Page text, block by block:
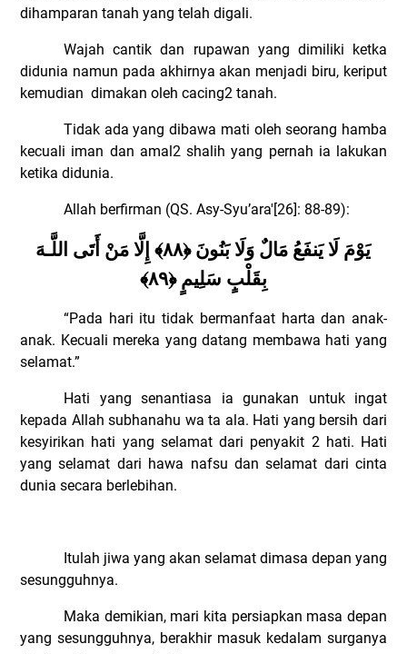
dihamparan tanah yang telah digali.
Wajah cantik dan rupawan yang dimiliki ketka
didunia namun pada akhirnya akan menjadi biru, keriput
kemudian dimakan oleh cacing2 tanah.
Tidak ada yang dibawa mati oleh seorang hamba
kecuali iman dan amal2 shalih yang pernah ia lakukan
ketika didunia.
Allah berfirman (QS. Asy-Syu’ara'[26]: 88-89):
يَوْمَ لَا يَنفَعُ مَالٌ وَلَا بَنُونَ ﴿٨٨﴾ إِلَّا مَنْ أَتَى اللَّـهَ
بِقَلْبٍ سَلِيمٍ ﴿٨٩﴾
“Pada hari itu tidak bermanfaat harta dan anak-
anak. Kecuali mereka yang datang membawa hati yang
selamat.”
Hati yang senantiasa ia gunakan untuk ingat
kepada Allah subhanahu wa ta ala. Hati yang bersih dari
kesyirikan hati yang selamat dari penyakit 2 hati. Hati
yang selamat dari hawa nafsu dan selamat dari cinta
dunia secara berlebihan.
Itulah jiwa yang akan selamat dimasa depan yang
sesungguhnya.
Maka demikian, mari kita persiapkan masa depan
yang sesungguhnya, berakhir masuk kedalam surganya